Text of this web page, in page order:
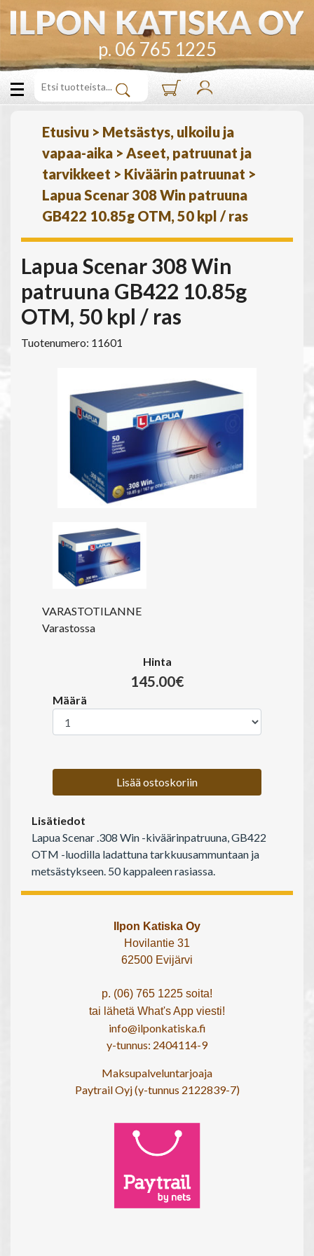
p. 06 765 1225
Etusivu > Metsästys, ulkoilu ja
vapaa-aika > Aseet, patruunat ja
tarvikkeet > Kiväärin patruunat >
Lapua Scenar 308 Win patruuna
GB422 10.85g OTM, 50 kpl / ras
Lapua Scenar 308 Win
patruuna GB422 10.85g
OTM, 50 kpl / ras
Tuotenumero: 11601
VARASTOTILANNE
Varastossa
Hinta
145.00€
Määrä
Lisää ostoskoriin
Lisätiedot
Lapua Scenar .308 Win -kiväärinpatruuna, GB422
OTM -luodilla ladattuna tarkkuusammuntaan ja
metsästykseen. 50 kappaleen rasiassa.
Ilpon Katiska Oy
Hovilantie 31
62500 Evijärvi
p. (06) 765 1225 soita!
tai lähetä What's App viesti!
info@ilponkatiska.fi
y-tunnus: 2404114-9
Maksupalveluntarjoaja
Paytrail Oyj (y-tunnus 2122839-7)